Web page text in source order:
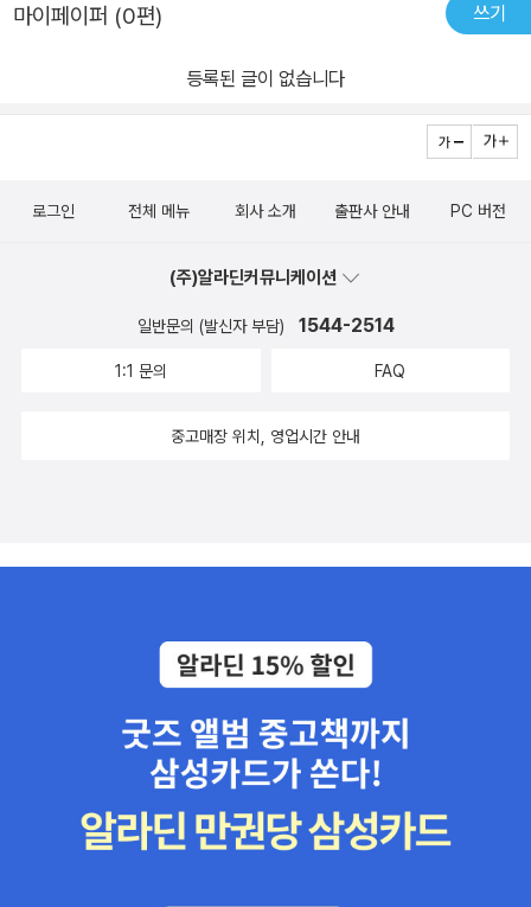
마이페이퍼 (0편) 쓰기
등록된 글이 없습니다
로그인 전체 메뉴 회사 소개 출판사 안내 PC 버전
(주)알라딘커뮤니케이션
일반문의 (발신자 부담) 1544-2514
1:1 문의 FAQ
중고매장 위치, 영업시간 안내